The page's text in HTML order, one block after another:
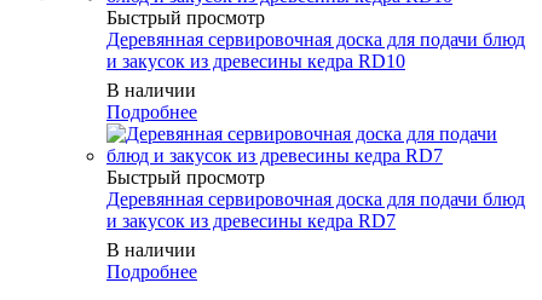
Быстрый просмотр
Деревянная сервировочная доска для подачи блюд
и закусок из древесины кедра RD10
В наличии
Подробнее
Быстрый просмотр
Деревянная сервировочная доска для подачи блюд
и закусок из древесины кедра RD7
В наличии
Подробнее